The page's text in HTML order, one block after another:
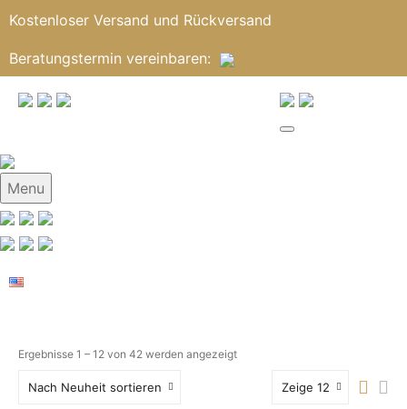
Kostenloser Versand und Rückversand
Beratungstermin vereinbaren:
Menu
Ergebnisse 1 – 12 von 42 werden angezeigt
Nach Neuheit sortieren Zeige 12